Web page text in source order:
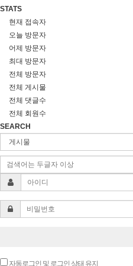
STATS
현재 접속자
오늘 방문자
어제 방문자
최대 방문자
전체 방문자
전체 게시물
전체 댓글수
전체 회원수
SEARCH
자동로그인 및 로그인 상태 유지